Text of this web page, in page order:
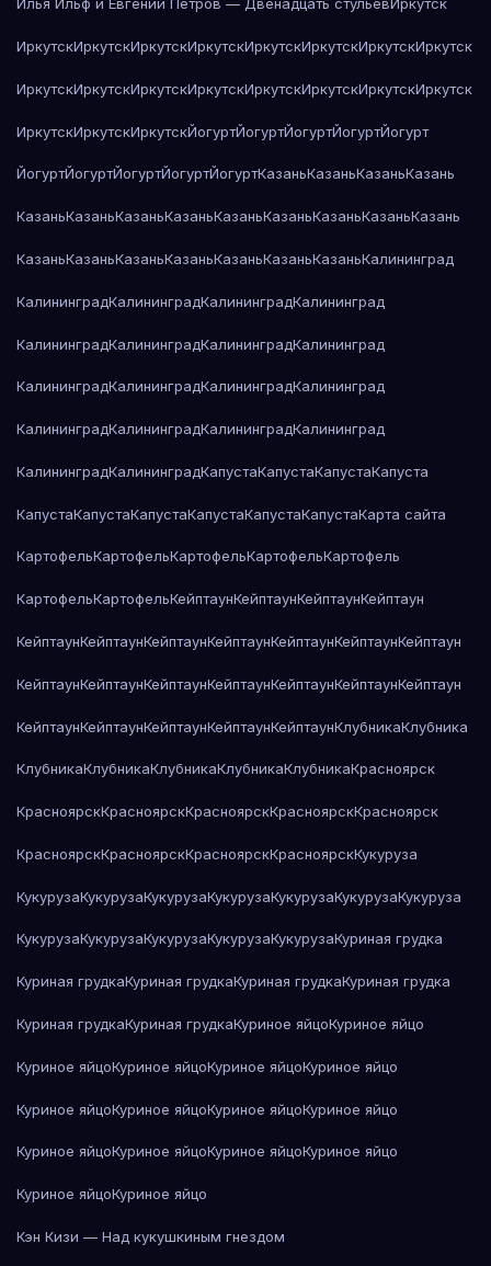
Илья Ильф и Евгений Петров — Двенадцать стульевИркутск
ИркутскИркутскИркутскИркутскИркутскИркутскИркутскИркутск
ИркутскИркутскИркутскИркутскИркутскИркутскИркутскИркутск
ИркутскИркутскИркутскЙогуртЙогуртЙогуртЙогуртЙогурт
ЙогуртЙогуртЙогуртЙогуртЙогуртКазаньКазаньКазаньКазань
КазаньКазаньКазаньКазаньКазаньКазаньКазаньКазаньКазань
КазаньКазаньКазаньКазаньКазаньКазаньКазаньКалининград
КалининградКалининградКалининградКалининград
КалининградКалининградКалининградКалининград
КалининградКалининградКалининградКалининград
КалининградКалининградКалининградКалининград
КалининградКалининградКапустаКапустаКапустаКапуста
КапустаКапустаКапустаКапустаКапустаКапустаКарта сайта
КартофельКартофельКартофельКартофельКартофель
КартофельКартофельКейптаунКейптаунКейптаунКейптаун
КейптаунКейптаунКейптаунКейптаунКейптаунКейптаунКейптаун
КейптаунКейптаунКейптаунКейптаунКейптаунКейптаунКейптаун
КейптаунКейптаунКейптаунКейптаунКейптаунКлубникаКлубника
КлубникаКлубникаКлубникаКлубникаКлубникаКрасноярск
КрасноярскКрасноярскКрасноярскКрасноярскКрасноярск
КрасноярскКрасноярскКрасноярскКрасноярскКукуруза
КукурузаКукурузаКукурузаКукурузаКукурузаКукурузаКукуруза
КукурузаКукурузаКукурузаКукурузаКукурузаКуриная грудка
Куриная грудкаКуриная грудкаКуриная грудкаКуриная грудка
Куриная грудкаКуриная грудкаКуриное яйцоКуриное яйцо
Куриное яйцоКуриное яйцоКуриное яйцоКуриное яйцо
Куриное яйцоКуриное яйцоКуриное яйцоКуриное яйцо
Куриное яйцоКуриное яйцоКуриное яйцоКуриное яйцо
Куриное яйцоКуриное яйцо
Кэн Кизи — Над кукушкиным гнездом